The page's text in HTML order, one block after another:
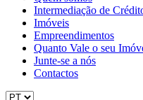
Intermediação de
Imóveis
Empreendimentos
Quanto Vale o seu
Junte-se a nós
Contactos